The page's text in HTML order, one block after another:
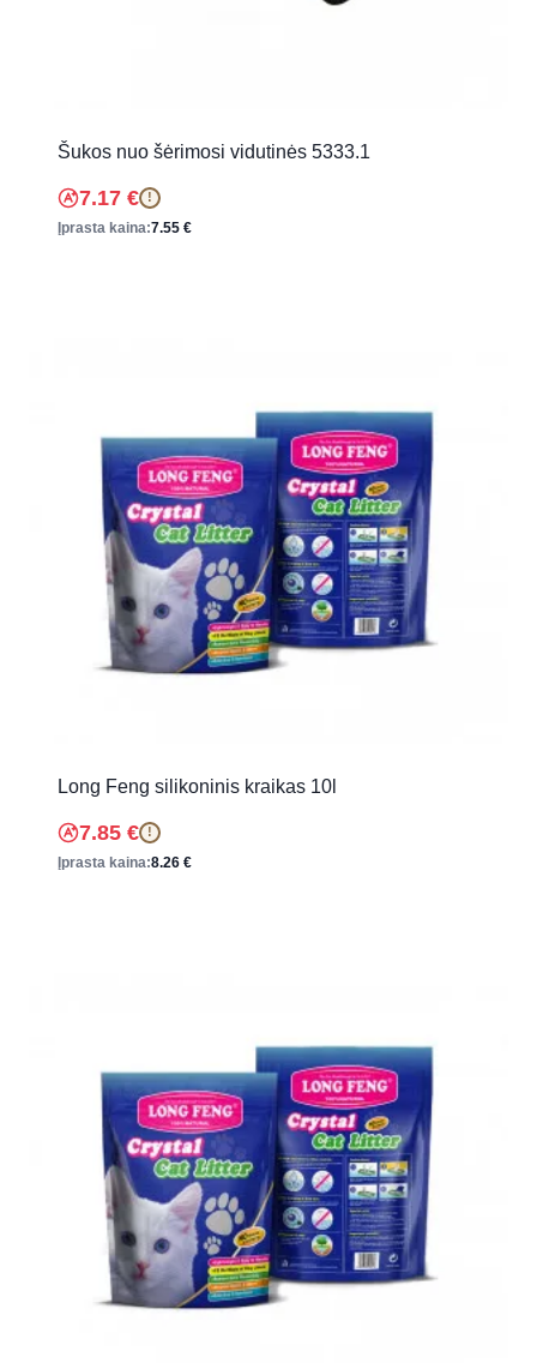
Šukos nuo šėrimosi vidutinės 5333.1
7.17 € !
Įprasta kaina:7.55 €
Long Feng silikoninis kraikas 10l
7.85 € !
Įprasta kaina:8.26 €